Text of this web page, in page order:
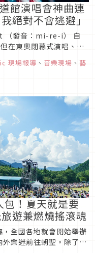
館演唱會神曲連
絕對不會逃避」
（發音：mi-re-i） 自
在東奧閉幕式演唱、連
milet 開始音樂活動
年 5 ...
現場報導 、 音樂現場 、 藝
！夏天就是要
遊兼燃燒搖滾魂
全國各地就會開始舉辦
樂迷前往朝聖。除了最